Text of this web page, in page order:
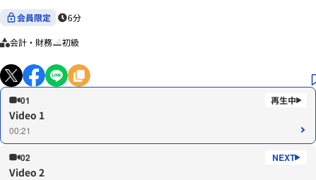
会員限定 6分
会計・財務 初級
01
Video 1
00:21
02
Video 2